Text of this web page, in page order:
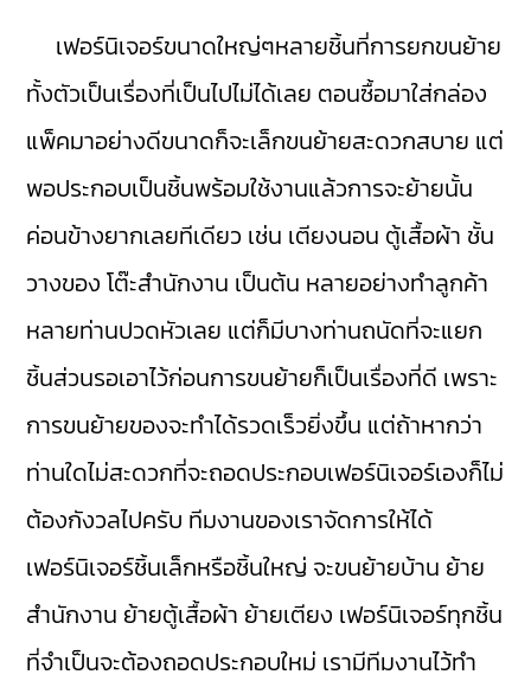
เฟอร์นิเจอร์ขนาดใหญ่ๆหลายชิ้นที่การยกขนย้าย
ทั้งตัวเป็นเรื่องที่เป็นไปไม่ได้เลย ตอนซื้อมาใส่กล่อง
แพ็คมาอย่างดีขนาดก็จะเล็กขนย้ายสะดวกสบาย แต่
พอประกอบเป็นชิ้นพร้อมใช้งานแล้วการจะย้ายนั้น
ค่อนข้างยากเลยทีเดียว เช่น เตียงนอน ตู้เสื้อผ้า ชั้น
วางของ โต๊ะสำนักงาน เป็นต้น หลายอย่างทำลูกค้า
หลายท่านปวดหัวเลย แต่ก็มีบางท่านถนัดที่จะแยก
ชิ้นส่วนรอเอาไว้ก่อนการขนย้ายก็เป็นเรื่องที่ดี เพราะ
การขนย้ายของจะทำได้รวดเร็วยิ่งขึ้น แต่ถ้าหากว่า
ท่านใดไม่สะดวกที่จะถอดประกอบเฟอร์นิเจอร์เองก็ไม่
ต้องกังวลไปครับ ทีมงานของเราจัดการให้ได้
เฟอร์นิเจอร์ชิ้นเล็กหรือชิ้นใหญ่ จะขนย้ายบ้าน ย้าย
สำนักงาน ย้ายตู้เสื้อผ้า ย้ายเตียง เฟอร์นิเจอร์ทุกชิ้น
ที่จำเป็นจะต้องถอดประกอบใหม่ เรามีทีมงานไว้ทำ